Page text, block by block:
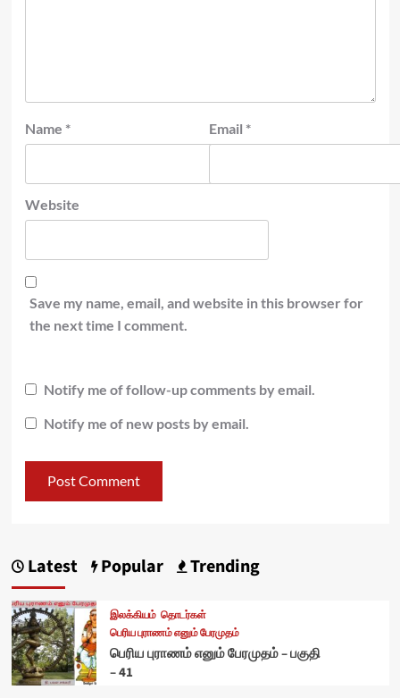
Name * Email *
Website
Save my name, email, and website in this browser for
the next time I comment.
Notify me of follow-up comments by email.
Notify me of new posts by email.
Latest Popular Trending
இலக்கியம் தொடர்கள்
பெரிய புராணம் எனும் பேரமுதம்
பெரிய புராணம் எனும் பேரமுதம் – பகுதி
– 41